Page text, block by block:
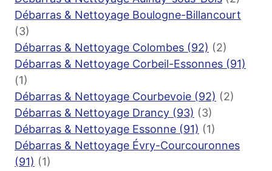
Débarras & Nettoyage Boulogne-Billancourt
(3)
Débarras & Nettoyage Colombes (92) (2)
Débarras & Nettoyage Corbeil-Essonnes (91)
(1)
Débarras & Nettoyage Courbevoie (92) (2)
Débarras & Nettoyage Drancy (93) (3)
Débarras & Nettoyage Essonne (91) (1)
Débarras & Nettoyage Évry-Courcouronnes
(91) (1)